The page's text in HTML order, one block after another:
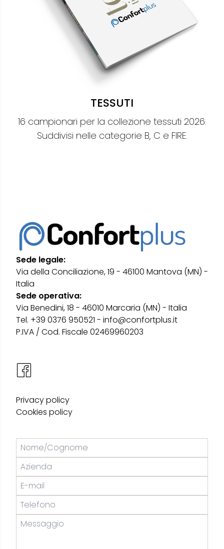
TESSUTI
16 campionari per la collezione tessuti 2026.
Suddivisi nelle categorie B, C e FIRE.
Sede legale:
Via della Conciliazione, 19 - 46100 Mantova (MN) -
Italia
Sede operativa:
Via Benedini, 18 - 46010 Marcaria (MN) - Italia
Tel. +39 0376 950521 - info@confortplus.it
P.IVA / Cod. Fiscale 02469960203
Privacy policy
Cookies policy